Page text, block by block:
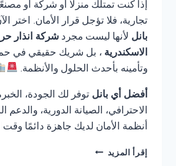
إذا كنت تمتلك منزلًا أو شركة أو
تجارية، فلا تؤجل قرار الأمان. اختر
بانل لأنها ليست مجرد شركة انذار
الاسكندرية ، بل شريك حقيقي في
وتأمينه بأحدث الحلول والأنظمة.
أفضل أي بانل توفر لك الجودة،
الاحترافي، الصيانة الدورية، والدعم
أنظمة الأمان لديك جاهزة دائمًا وقت
إقرأ المزيد شركة